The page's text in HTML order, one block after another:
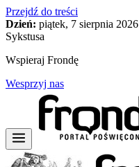
Przejdź do treści
Dzień: piątek, 7 sierpnia 2026
Sykstusa
Wspieraj Frondę
Wesprzyj nas